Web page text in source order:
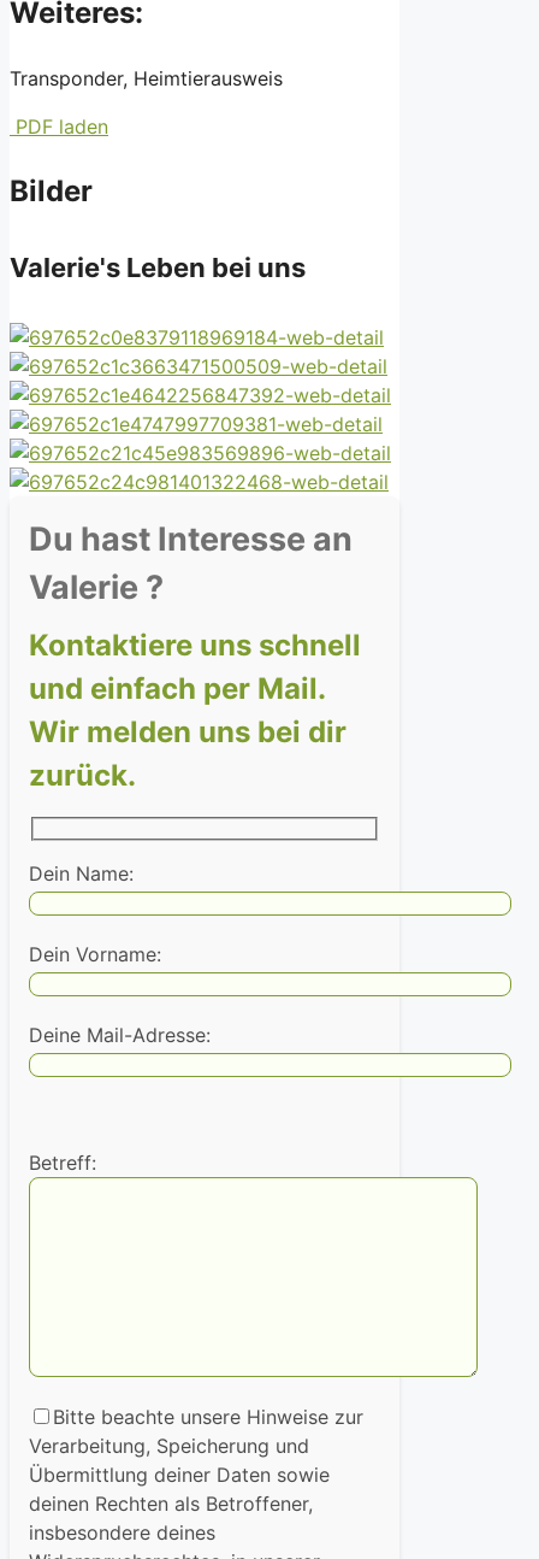
Weiteres:
Transponder, Heimtierausweis
PDF laden
Bilder
Valerie's Leben bei uns
Du hast Interesse an
Valerie ?
Kontaktiere uns schnell
und einfach per Mail.
Wir melden uns bei dir
zurück.
Dein Name:
Dein Vorname:
Deine Mail-Adresse:
Betreff:
Bitte beachte unsere Hinweise zur
Verarbeitung, Speicherung und
Übermittlung deiner Daten sowie
deinen Rechten als Betroffener,
insbesondere deines